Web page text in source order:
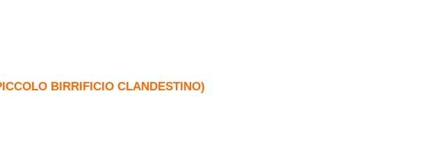
BIRRIFICIO CLANDESTINO)